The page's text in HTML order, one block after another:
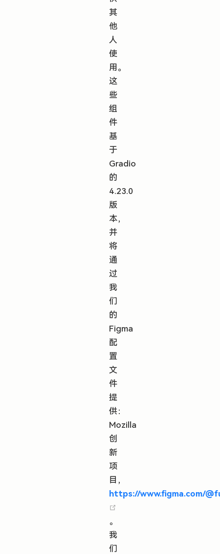
其
他
人
使
用。
这
些
组
件
基
于
Gradio
的
4.23.0
版
本，
并
将
通
过
我
们
的
Figma
配
置
文
件
提
供：
Mozilla
创
新
项
目，
https://www.figma.com/
(opens new window)
。
我
们